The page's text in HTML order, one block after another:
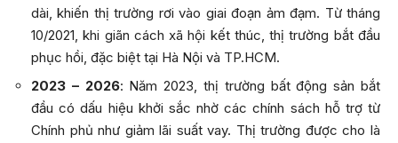
dài, khiến thị trường rơi vào giai đoạn ảm đạm. Từ tháng
10/2021, khi giãn cách xã hội kết thúc, thị trường bắt đầu
phục hồi, đặc biệt tại Hà Nội và TP.HCM.
2023 – 2026: Năm 2023, thị trường bất động sản bắt
đầu có dấu hiệu khởi sắc nhờ các chính sách hỗ trợ từ
Chính phủ như giảm lãi suất vay. Thị trường được cho là